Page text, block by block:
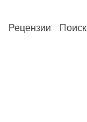
Рецензии Поиск